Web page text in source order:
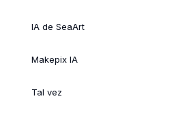
IA de SeaArt
Makepix IA
Tal vez